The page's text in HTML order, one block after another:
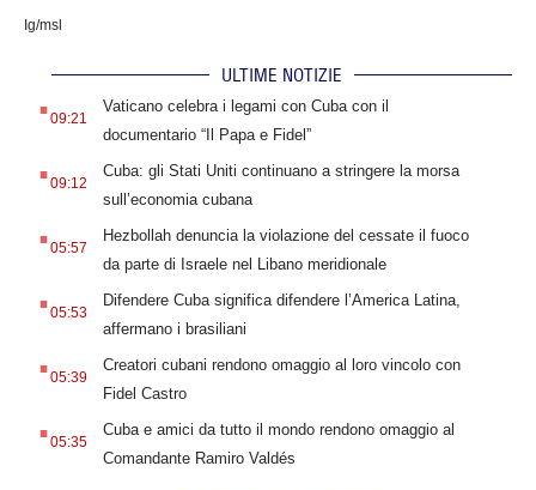
Ig/msl
ULTIME NOTIZIE
.09:21
Vaticano celebra i legami con Cuba con il
documentario “Il Papa e Fidel”
.09:12
Cuba: gli Stati Uniti continuano a stringere la morsa
sull’economia cubana
.05:57
Hezbollah denuncia la violazione del cessate il fuoco
da parte di Israele nel Libano meridionale
.05:53
Difendere Cuba significa difendere l’America Latina,
affermano i brasiliani
.05:39
Creatori cubani rendono omaggio al loro vincolo con
Fidel Castro
.05:35
Cuba e amici da tutto il mondo rendono omaggio al
Comandante Ramiro Valdés